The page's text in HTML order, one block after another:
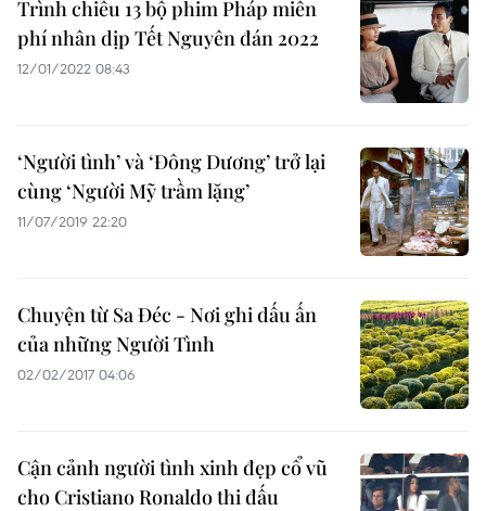
Trình chiếu 13 bộ phim Pháp miễn
phí nhân dịp Tết Nguyên đán 2022
12/01/2022 08:43
‘Người tình’ và ‘Đông Dương’ trở lại
cùng ‘Người Mỹ trầm lặng’
11/07/2019 22:20
Chuyện từ Sa Đéc - Nơi ghi dấu ấn
của những Người Tình
02/02/2017 04:06
Cận cảnh người tình xinh đẹp cổ vũ
cho Cristiano Ronaldo thi đấu